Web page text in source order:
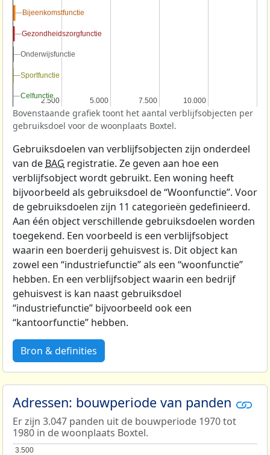
2.500
2.500 5.000
5.000 7.500
7.500 10.000
10.000
Bijeenkomstfunctie
Bijeenkomstfunctie
Gezondheidszorgfunctie
Gezondheidszorgfunctie
Onderwijsfunctie
Onderwijsfunctie
Sportfunctie
Sportfunctie
Celfunctie
Celfunctie
Bovenstaande grafiek toont het aantal verblijfsobjecten per
gebruiksdoel voor de woonplaats Boxtel.
Gebruiksdoelen van verblijfsobjecten zijn onderdeel
van de BAG registratie. Ze geven aan hoe een
verblijfsobject wordt gebruikt. Een woning heeft
bijvoorbeeld als gebruiksdoel de “Woonfunctie”. Voor
de gebruiksdoelen zijn 11 categorieën gedefinieerd.
Aan één object verschillende gebruiksdoelen worden
toegekend. Een voorbeeld is een verblijfsobject
waarin een boerderij gehuisvest is. Dit object kan
zowel een “industriefunctie” als een “woonfunctie”
hebben. En een verblijfsobject waarin een bedrijf
gehuisvest is kan naast gebruiksdoel
“industriefunctie” bijvoorbeeld ook een
“kantoorfunctie” hebben.
Bron & definities
Adressen: bouwperiode van panden
Er zijn 3.047 panden uit de bouwperiode 1970 tot
1980 in de woonplaats Boxtel.
3.500
3.500